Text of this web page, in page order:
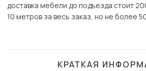
доставка мебели до подъезда стоит
10 метров за весь заказ, но не более
КРАТКАЯ